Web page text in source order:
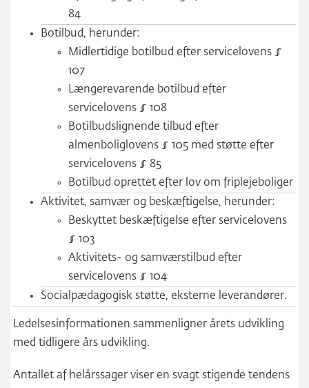
84
Botilbud, herunder:
Midlertidige botilbud efter servicelovens §
107
Længerevarende botilbud efter
servicelovens § 108
Botilbudslignende tilbud efter
almenboliglovens § 105 med støtte efter
servicelovens § 85
Botilbud oprettet efter lov om friplejeboliger
Aktivitet, samvær og beskæftigelse, herunder:
Beskyttet beskæftigelse efter servicelovens
§ 103
Aktivitets- og samværstilbud efter
servicelovens § 104
Socialpædagogisk støtte, eksterne leverandører.
Ledelsesinformationen sammenligner årets udvikling
med tidligere års udvikling.
Antallet af helårssager viser en svagt stigende tendens